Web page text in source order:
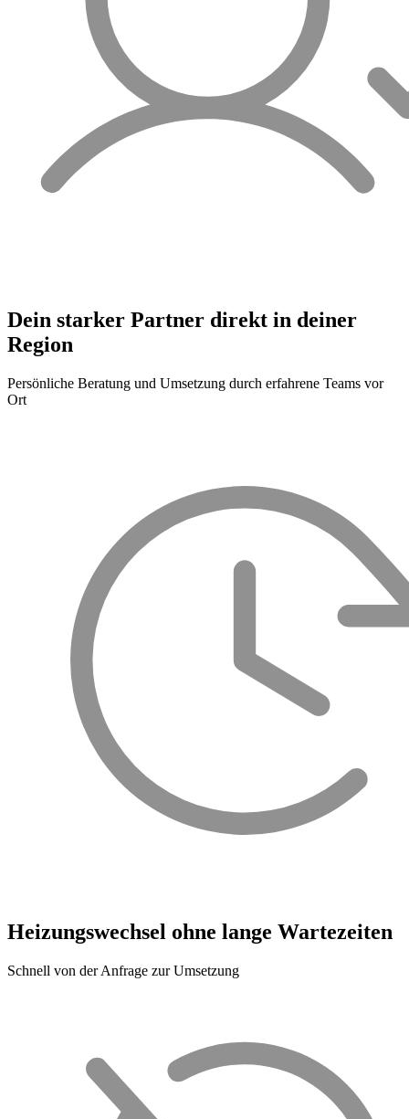
Dein starker Partner direkt in deiner
Region
Persönliche Beratung und Umsetzung durch erfahrene Teams vor
Ort
Heizungswechsel ohne lange Wartezeiten
Schnell von der Anfrage zur Umsetzung